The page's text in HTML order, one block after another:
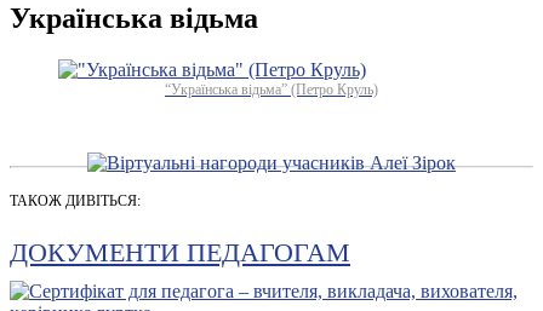
Українська відьма
“Українська відьма” (Петро Круль)
ТАКОЖ ДИВІТЬСЯ:
ДОКУМЕНТИ ПЕДАГОГАМ